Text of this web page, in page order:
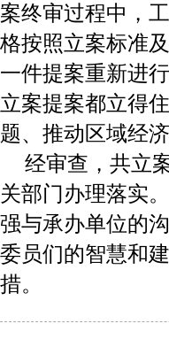
案终审过程中，
格按照立案标准
一件提案重新进
立案提案都立得
题、推动区域经
经审查，共立
关部门办理落实
强与承办单位的
委员们的智慧和
措。